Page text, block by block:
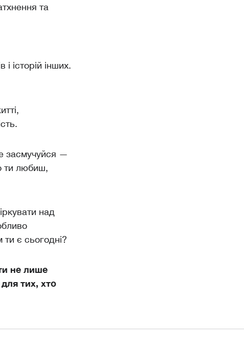
та
історій інших.
засмучуйся —
ти любиш,
над
є сьогодні?
не лише
тих, хто